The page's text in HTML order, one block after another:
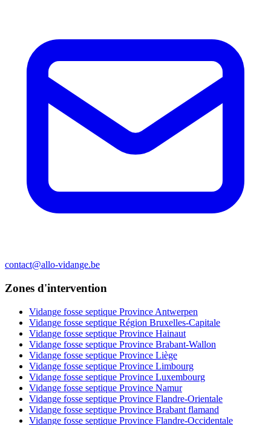
contact@allo-vidange.be
Zones d'intervention
Vidange fosse septique Province Antwerpen
Vidange fosse septique Région Bruxelles-Capitale
Vidange fosse septique Province Hainaut
Vidange fosse septique Province Brabant-Wallon
Vidange fosse septique Province Liège
Vidange fosse septique Province Limbourg
Vidange fosse septique Province Luxembourg
Vidange fosse septique Province Namur
Vidange fosse septique Province Flandre-Orientale
Vidange fosse septique Province Brabant flamand
Vidange fosse septique Province Flandre-Occidentale